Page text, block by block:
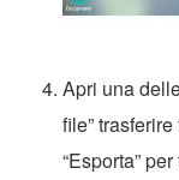
Apri una
file”
“Esporta”